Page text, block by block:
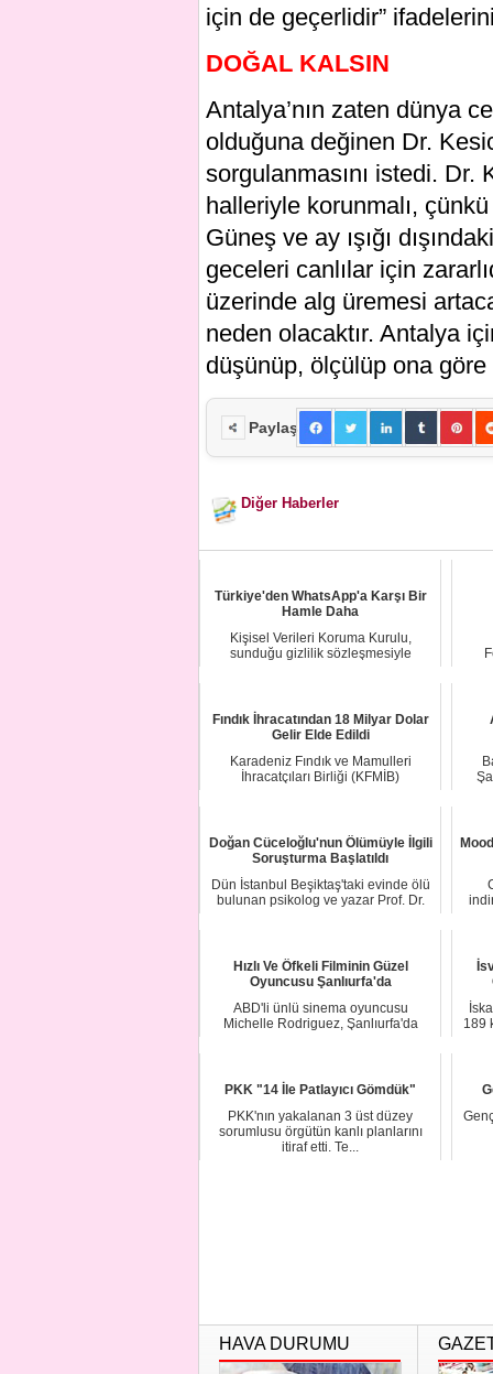
için de geçerlidir”
DOĞAL KALSIN
Antalya’nın zaten dünya
olduğuna değinen Dr.
sorgulanmasını istedi.
halleriyle korunmalı,
Güneş ve ay ışığı
geceleri canlılar için
üzerinde alg üremesi
neden olacaktır. Antalya
düşünüp, ölçülüp ona
Paylaş
Diğer Haberler
Türkiye'den WhatsApp'a Karşı Bir
Hamle Daha
Kişisel Verileri Koruma Kurulu,
sunduğu gizlilik sözleşmesiyle
Fındık İhracatından 18 Milyar Dolar
Gelir Elde Edildi
Karadeniz Fındık ve Mamulleri
İhracatçıları Birliği (KFMİB)
Doğan Cüceloğlu'nun Ölümüyle İlgili
Soruşturma Başlatıldı
Dün İstanbul Beşiktaş'taki evinde ölü
bulunan psikolog ve yazar Prof. Dr.
Hızlı Ve Öfkeli Filminin Güzel
Oyuncusu Şanlıurfa'da
ABD'li ünlü sinema oyuncusu
Michelle Rodriguez, Şanlıurfa'da
189
PKK "14 İle Patlayıcı Gömdük"
PKK'nın yakalanan 3 üst düzey
sorumlusu örgütün kanlı planlarını
itiraf etti. Te...
HAVA DURUMU